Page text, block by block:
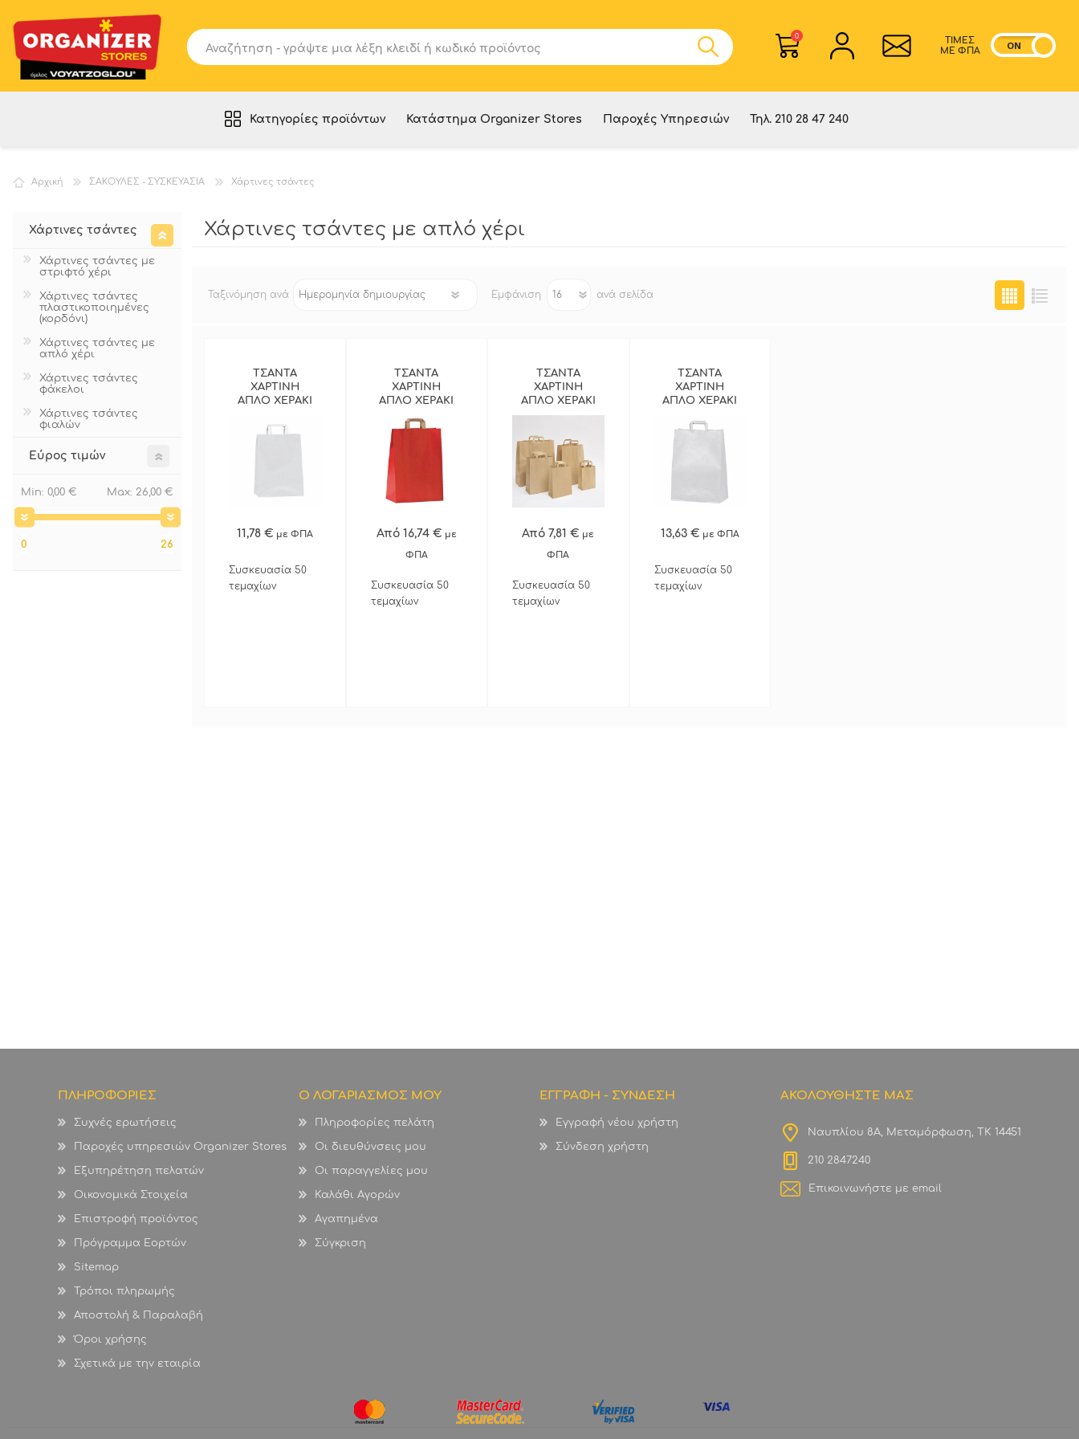
0
ΤΙΜΕΣ
ME ΦΠΑ
ON
Κατηγορίες προϊόντων
ΚΑΛΑΘΟΥΝΕΣ - ΣΤΑΝΤ - DISPLAY
ΚΟΥΚΛΕΣ - ΕΙΔΗ ΚΡΕΜΑΣΗΣ
ΚΑΡΟΤΣΙΑ - ΚΑΛΑΘΙΑ
ΧΡΗΣΙΜΑ ΠΡΟΪΟΝΤΑ
ΠΡΟΣΦΟΡΕΣ
Κατάστημα Organizer Stores Παροχές Υπηρεσιών Τηλ. 210 28 47 240
Χάρτινες τσάντες με απλό χέρι
Αρχική ΣΑΚΟΥΛΕΣ - ΣΥΣΚΕΥΑΣΙΑ Χάρτινες τσάντες
Ταξινόμηση ανά Εμφάνιση ανά σελίδα
ΤΣΑΝΤΑ
ΧΑΡΤΙΝΗ
ΑΠΛΟ ΧΕΡΑΚΙ
ΓΡΗΓΟΡΗ ΑΓΟΡΑ
11,78 € με ΦΠΑ
Συσκευασία 50
τεμαχίων
ΤΣΑΝΤΑ
ΧΑΡΤΙΝΗ
ΑΠΛΟ ΧΕΡΑΚΙ
50ΤΕΜ
Από 16,74 € με
ΦΠΑ
Συσκευασία 50
τεμαχίων
ΤΣΑΝΤΑ
ΧΑΡΤΙΝΗ
ΑΠΛΟ ΧΕΡΑΚΙ
ΦΥΣΙΚΗ
Από 7,81 € με
ΦΠΑ
Συσκευασία 50
τεμαχίων
ΤΣΑΝΤΑ
ΧΑΡΤΙΝΗ
ΑΠΛΟ ΧΕΡΑΚΙ
ΓΡΗΓΟΡΗ ΑΓΟΡΑ
13,63 € με ΦΠΑ
Συσκευασία 50
τεμαχίων
Χάρτινες τσάντες
Χάρτινες τσάντες με
στριφτό χέρι
Χάρτινες τσάντες
πλαστικοποιημένες
(κορδόνι)
Χάρτινες τσάντες με
απλό χέρι
Χάρτινες τσάντες
φάκελοι
Χάρτινες τσάντες
φιαλών
Εύρος τιμών
Min: 0,00 € Max: 26,00 €
0 26
ΠΛΗΡΟΦΟΡΙΕΣ
Συχνές ερωτήσεις
Παροχές υπηρεσιών Organizer Stores
Εξυπηρέτηση πελατών
Οικονομικά Στοιχεία
Επιστροφή προϊόντος
Πρόγραμμα Εορτών
Sitemap
Τρόποι πληρωμής
Αποστολή & Παραλαβή
Όροι χρήσης
Σχετικά με την εταιρία
Ο ΛΟΓΑΡΙΑΣΜΟΣ ΜΟΥ
Πληροφορίες πελάτη
Οι διευθύνσεις μου
Οι παραγγελίες μου
Καλάθι Αγορών
Αγαπημένα
Σύγκριση
ΕΓΓΡΑΦΗ - ΣΥΝΔΕΣΗ
Εγγραφή νέου χρήστη
Σύνδεση χρήστη
ΑΚΟΛΟΥΘΗΣΤΕ ΜΑΣ
Ναυπλίου 8Α, Μεταμόρφωση, ΤΚ 14451
210 2847240
Επικοινωνήστε με email